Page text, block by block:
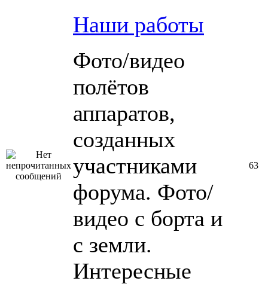
Наши работы
Фото/видео
полётов
аппаратов,
созданных
участниками
форума. Фото/
видео с борта и
с земли.
Интересные
63